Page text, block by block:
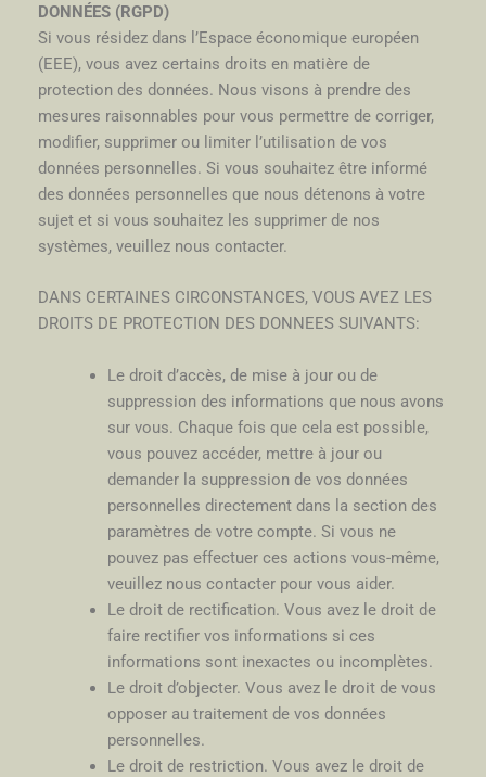
DONNÉES (RGPD)
Si vous résidez dans l’Espace économique européen
(EEE), vous avez certains droits en matière de
protection des données. Nous visons à prendre des
mesures raisonnables pour vous permettre de corriger,
modifier, supprimer ou limiter l’utilisation de vos
données personnelles. Si vous souhaitez être informé
des données personnelles que nous détenons à votre
sujet et si vous souhaitez les supprimer de nos
systèmes, veuillez nous contacter.
DANS CERTAINES CIRCONSTANCES, VOUS AVEZ LES
DROITS DE PROTECTION DES DONNEES SUIVANTS:
Le droit d’accès, de mise à jour ou de
suppression des informations que nous avons
sur vous. Chaque fois que cela est possible,
vous pouvez accéder, mettre à jour ou
demander la suppression de vos données
personnelles directement dans la section des
paramètres de votre compte. Si vous ne
pouvez pas effectuer ces actions vous-même,
veuillez nous contacter pour vous aider.
Le droit de rectification. Vous avez le droit de
faire rectifier vos informations si ces
informations sont inexactes ou incomplètes.
Le droit d’objecter. Vous avez le droit de vous
opposer au traitement de vos données
personnelles.
Le droit de restriction. Vous avez le droit de